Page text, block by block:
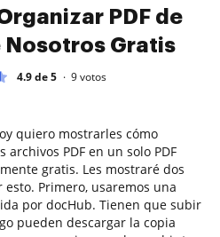
PDF de
Gratis
4.9 de 5 9votos
quiero mostrarles cómo
PDF en un solo PDF
gratis. Les mostraré dos
Primero, usaremos una
por docHub. Tienen que subir
pueden descargar la copia